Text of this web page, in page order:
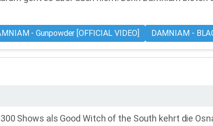
- Gunpowder [OFFICIAL VIDEO] DAMNIAM -
Shows als Good Witch of the South kehrt die